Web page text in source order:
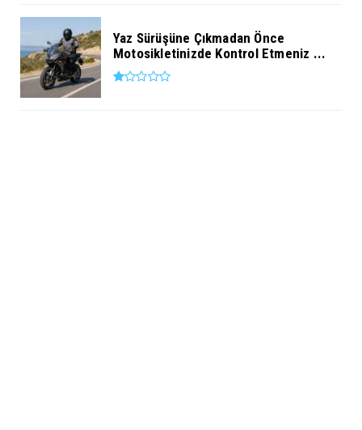
Yaz Sürüşüne Çıkmadan Önce
Motosikletinizde Kontrol Etmeniz ...